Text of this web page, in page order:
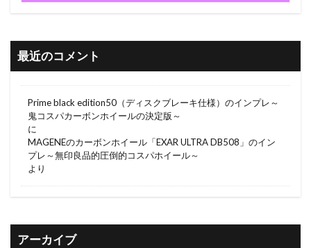
最近のコメント
Prime black edition50（ディスクブレーキ仕様）のインプレ～
鬼コスパカーボンホイールの決定版～
に
MAGENEのカーボンホイール「EXAR ULTRA DB508」のイン
プレ～無印良品的圧倒的コスパホイール～
より
アーカイブ